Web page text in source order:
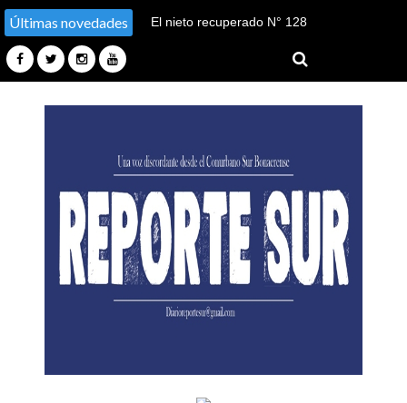
Últimas novedades
El nieto recuperado N° 128
sustracción y sustitución de
identidad en Tucumán